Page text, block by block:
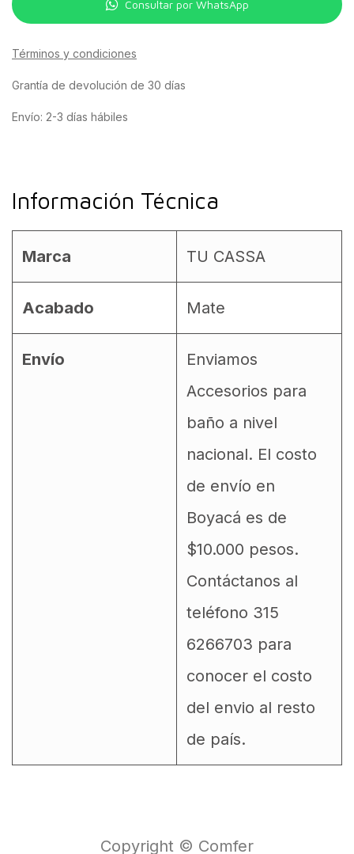
Consultar por WhatsApp
Términos y condiciones
Grantía de devolución de 30 días
Envío: 2-3 días hábiles
Información Técnica
Marca TU CASSA
Acabado Mate
Envío
Enviamos
Accesorios para
baño a nivel
nacional. El costo
de envío en
Boyacá es de
$10.000 pesos.
Contáctanos al
teléfono 315
6266703 para
conocer el costo
del envio al resto
de país.
Copyright © Comfer